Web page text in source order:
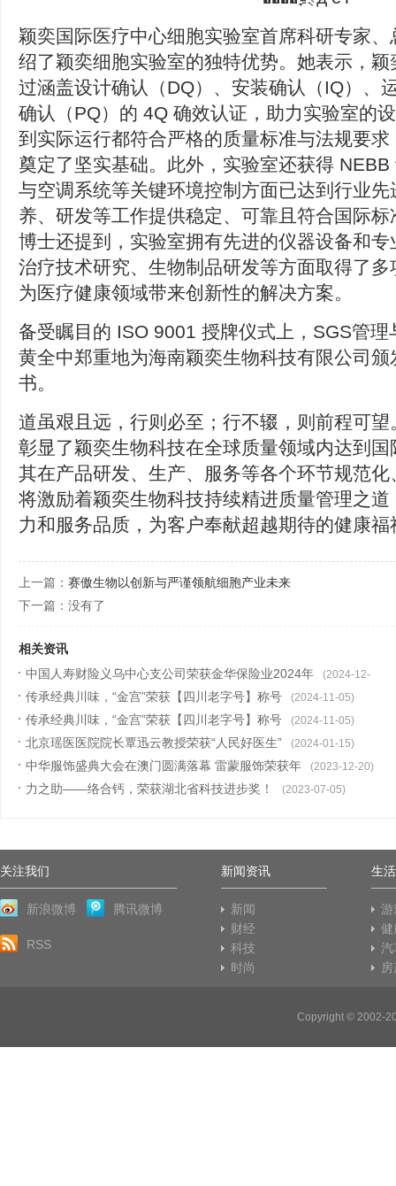
颖奕国际医疗中心细胞实验室首席科研专家
绍了颖奕细胞实验室的独特优势。她表示，
过涵盖设计确认（DQ）、安装确认（IQ）、
确认（PQ）的 4Q 确效认证，助力实验室的
到实际运行都符合严格的质量标准与法规要
奠定了坚实基础。此外，实验室还获得
与空调系统等关键环境控制方面已达到行业
养、研发等工作提供稳定、可靠且符合国际
博士还提到，实验室拥有先进的仪器设备和
治疗技术研究、生物制品研发等方面取得了
为医疗健康领域带来创新性的解决方案。
备受瞩目的 ISO 9001 授牌仪式上，SGS管
黄全中郑重地为海南颖奕生物科技有限公司
书。
道虽艰且远，行则必至；行不辍，则前程可
彰显了颖奕生物科技在全球质量领域内达到
其在产品研发、生产、服务等各个环节规范
将激励着颖奕生物科技持续精进质量管理之
力和服务品质，为客户奉献超越期待的健康福
上一篇： 赛傲生物以创新与严谨领航细胞产业未来
下一篇：没有了
相关资讯
中国人寿财险义乌中心支公司荣获金华保险业2024年
(2024-12-
31)
传承经典川味，“金宫”荣获【四川老字号】称号 (2024-11-05)
传承经典川味，“金宫”荣获【四川老字号】称号 (2024-11-05)
北京瑶医医院院长覃迅云教授荣获“人民好医生” (2024-01-15)
中华服饰盛典大会在澳门圆满落幕 雷蒙服饰荣获年 (2023-12-20)
力之助——络合钙，荣获湖北省科技进步奖！ (2023-07-05)
关注我们
新浪微博 腾讯微博
RSS
新闻资讯
新闻
财经
科技
时尚
生
游
健
汽
Copyright © 2002-